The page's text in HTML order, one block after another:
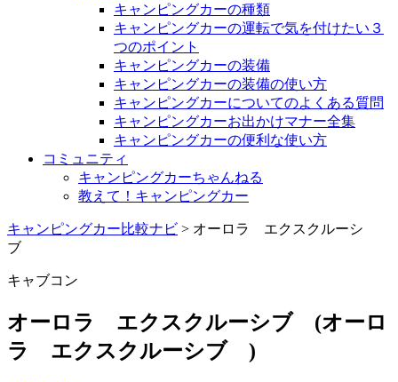
キャンピングカーの種類
キャンピングカーの運転で気を付けたい３
つのポイント
キャンピングカーの装備
キャンピングカーの装備の使い方
キャンピングカーについてのよくある質問
キャンピングカーお出かけマナー全集
キャンピングカーの便利な使い方
コミュニティ
キャンピングカーちゃんねる
教えて！キャンピングカー
キャンピングカー比較ナビ > オーロラ エクスクルーシ
ブ
キャブコン
オーロラ エクスクルーシブ (オーロ
ラ エクスクルーシブ )